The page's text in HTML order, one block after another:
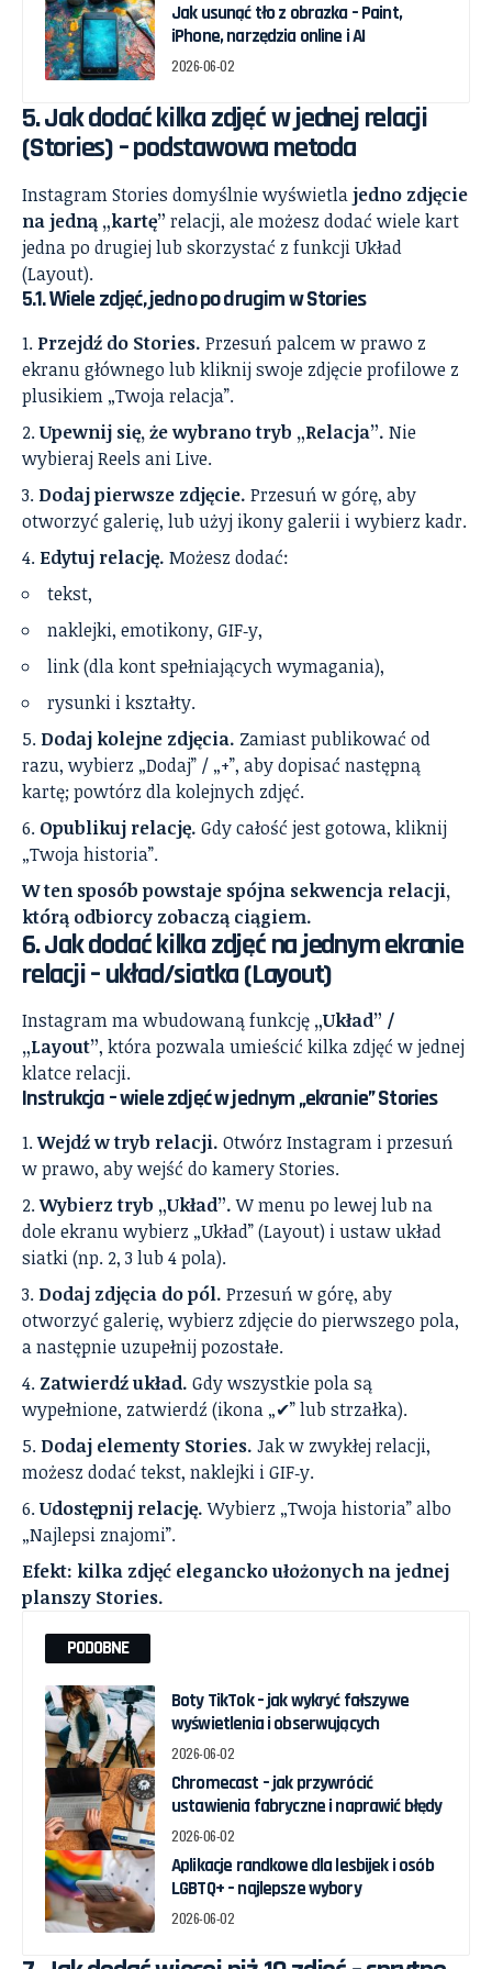
Jak usunąć tło z obrazka – Paint,
iPhone, narzędzia online i AI
2026-06-02
5. Jak dodać kilka zdjęć w jednej relacji
(Stories) – podstawowa metoda
Instagram Stories domyślnie wyświetlajedno zdjęcie
na jedną „kartę” relacji, ale możesz dodać wiele kart
jedna po drugiej lub skorzystać z funkcji Układ
(Layout).
5.1. Wiele zdjęć, jedno po drugim w Stories
Przejdź do Stories. Przesuń palcem w prawo z
ekranu głównego lub kliknij swoje zdjęcie profilowe z
plusikiem „Twoja relacja”.
Upewnij się, że wybrano tryb „Relacja”. Nie
wybieraj Reels ani Live.
Dodaj pierwsze zdjęcie. Przesuń w górę, aby
otworzyć galerię, lub użyj ikony galerii i wybierz kadr.
Edytuj relację. Możesz dodać:
tekst,
naklejki, emotikony, GIF‑y,
link (dla kont spełniających wymagania),
rysunki i kształty.
Dodaj kolejne zdjęcia. Zamiast publikować od
razu, wybierz „Dodaj” / „+”, aby dopisać następną
kartę; powtórz dla kolejnych zdjęć.
Opublikuj relację. Gdy całość jest gotowa, kliknij
„Twoja historia”.
W ten sposób powstaje spójna sekwencja relacji,
którą odbiorcy zobaczą ciągiem.
6. Jak dodać kilka zdjęć na jednym ekranie
relacji – układ/siatka (Layout)
Instagram ma wbudowaną funkcję „Układ” /
„Layout”, która pozwala umieścić kilka zdjęć w jednej
klatce relacji.
Instrukcja – wiele zdjęć w jednym „ekranie” Stories
Wejdź w tryb relacji. Otwórz Instagram i przesuń
w prawo, aby wejść do kamery Stories.
Wybierz tryb „Układ”.W menu po lewej lub na
dole ekranu wybierz „Układ” (Layout) i ustaw układ
siatki (np. 2, 3 lub 4 pola).
Dodaj zdjęcia do pól. Przesuń w górę, aby
otworzyć galerię, wybierz zdjęcie do pierwszego pola,
a następnie uzupełnij pozostałe.
Zatwierdź układ. Gdy wszystkie pola są
wypełnione, zatwierdź (ikona „✔” lub strzałka).
Dodaj elementy Stories. Jak w zwykłej relacji,
możesz dodać tekst, naklejki i GIF‑y.
Udostępnij relację.Wybierz „Twoja historia” albo
„Najlepsi znajomi”.
Efekt: kilka zdjęć elegancko ułożonych na jednej
planszy Stories.
PODOBNE
Boty TikTok – jak wykryć fałszywe
wyświetlenia i obserwujących
2026-06-02
Chromecast – jak przywrócić
ustawienia fabryczne i naprawić błędy
2026-06-02
Aplikacje randkowe dla lesbijek i osób
LGBTQ+ – najlepsze wybory
2026-06-02